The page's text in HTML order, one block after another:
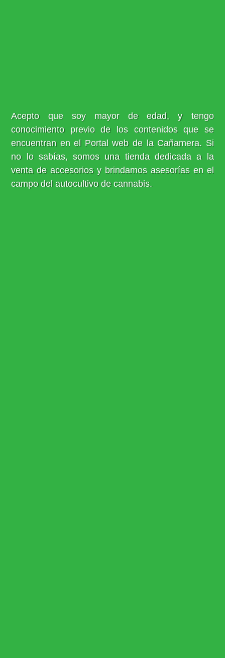
Acepto que soy mayor de edad, y tengo
conocimiento previo de los contenidos que se
encuentran en el Portal web de la Cañamera. Si
no lo sabías, somos una tienda dedicada a la
venta de accesorios y brindamos asesorías en el
campo del autocultivo de cannabis.